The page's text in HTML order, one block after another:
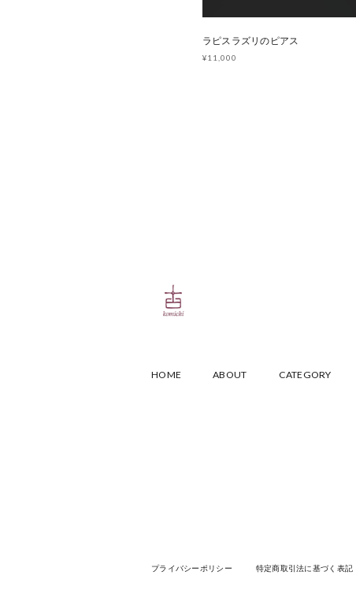
ラピスラズリのピアス
¥11,000
HOME ABOUT CATEGORY
プライバシーポリシー 特定商取引法に基づく表記